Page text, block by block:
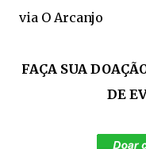
via O Arcanjo
FAÇA SUA
DE